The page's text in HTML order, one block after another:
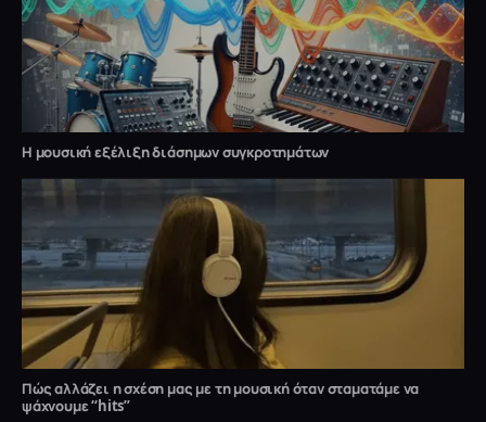
Η μουσική εξέλιξη διάσημων συγκροτημάτων
Πώς αλλάζει η σχέση μας με τη μουσική όταν σταματάμε να
ψάχνουμε “hits”